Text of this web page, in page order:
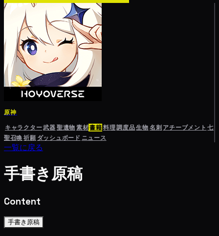
原神
キャラクター武器聖遺物素材書籍料理調度品生物名刺 アチーブメント 七
聖召喚祈願 ダッシュボード ニュース
一覧に戻る
手書き原稿
Content
手書き原稿